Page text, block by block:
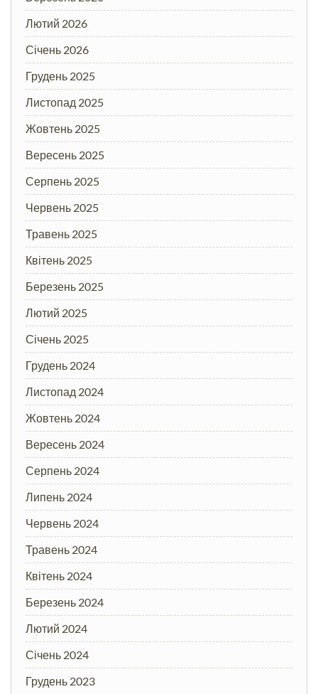
Лютий 2026
Січень 2026
Грудень 2025
Листопад 2025
Жовтень 2025
Вересень 2025
Серпень 2025
Червень 2025
Травень 2025
Квітень 2025
Березень 2025
Лютий 2025
Січень 2025
Грудень 2024
Листопад 2024
Жовтень 2024
Вересень 2024
Серпень 2024
Липень 2024
Червень 2024
Травень 2024
Квітень 2024
Березень 2024
Лютий 2024
Січень 2024
Грудень 2023